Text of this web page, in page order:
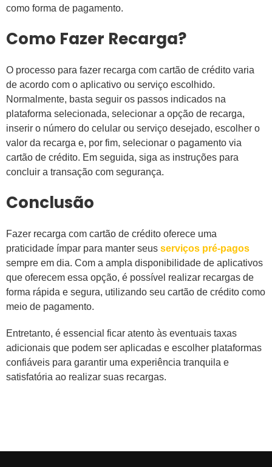
como forma de pagamento.
Como Fazer Recarga?
O processo para fazer recarga com cartão de crédito varia
de acordo com o aplicativo ou serviço escolhido.
Normalmente, basta seguir os passos indicados na
plataforma selecionada, selecionar a opção de recarga,
inserir o número do celular ou serviço desejado, escolher o
valor da recarga e, por fim, selecionar o pagamento via
cartão de crédito. Em seguida, siga as instruções para
concluir a transação com segurança.
Conclusão
Fazer recarga com cartão de crédito oferece uma
praticidade ímpar para manter seus serviços pré-pagos
sempre em dia. Com a ampla disponibilidade de aplicativos
que oferecem essa opção, é possível realizar recargas de
forma rápida e segura, utilizando seu cartão de crédito como
meio de pagamento.
Entretanto, é essencial ficar atento às eventuais taxas
adicionais que podem ser aplicadas e escolher plataformas
confiáveis para garantir uma experiência tranquila e
satisfatória ao realizar suas recargas.